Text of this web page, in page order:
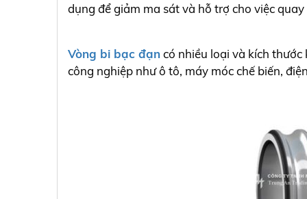
dụng để giảm ma sát và hỗ trợ cho việc
Vòng bi bạc đạncó nhiều loại và kích
công nghiệp như ô tô, máy móc chế biến,